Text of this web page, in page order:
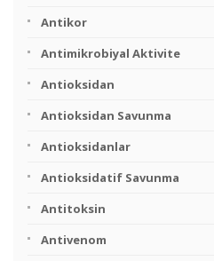
Antikor
Antimikrobiyal Aktivite
Antioksidan
Antioksidan Savunma
Antioksidanlar
Antioksidatif Savunma
Antitoksin
Antivenom